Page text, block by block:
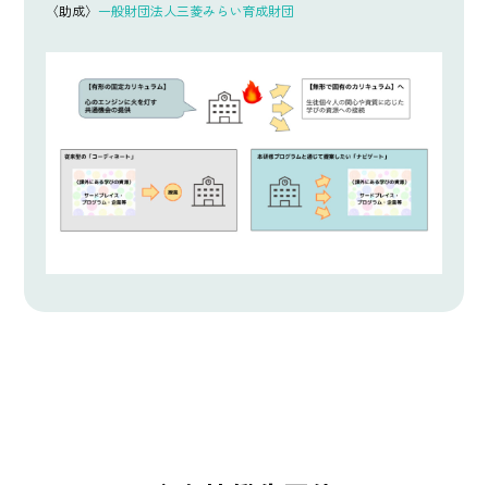
〈助成〉 一般財団法人三菱みらい育成財団